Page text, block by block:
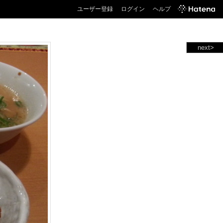
ユーザー登録 ログイン ヘルプ
next>